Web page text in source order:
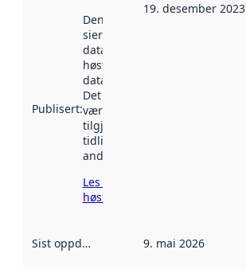
Publisert:
Denne datoen
sier når
datasettet ble
høstet av
data.norge.no.
Det kan ha
vært
tilgjengelig
tidligere
andre steder.
Les mer om
høsting her
19. desember 2023
Sist oppdatert 9. mai 2026